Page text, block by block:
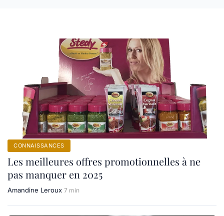
CONNAISSANCES
Les meilleures offres promotionnelles à ne
pas manquer en 2025
Amandine Leroux 7 min